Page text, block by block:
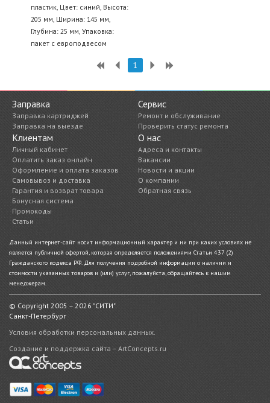
пластик, Цвет: синий, Высота:
205 мм, Ширина: 145 мм,
Глубина: 25 мм, Упаковка:
пакет с европодвесом
1
Заправка
Заправка картриджей
Заправка на выезде
Сервис
Ремонт и обслуживание
Проверить статус ремонта
Клиентам
Личный кабинет
Оплатить заказ онлайн
Оформление и оплата заказов
Самовывоз и доставка
Гарантия и возврат товара
Бонусная система
Промокоды
Статьи
О нас
Адреса и контакты
Вакансии
Новости и акции
О компании
Обратная связь
Данный интернет-сайт носит информационный характер и ни при каких условиях не
является публичной офертой, которая определяется положениями Статьи 437 (2)
Гражданского кодекса РФ. Для получения подробной информации о наличии и
стоимости указанных товаров и (или) услуг, пожалуйста, обращайтесь к нашим
менеджерам.
© Copyright 2005 – 2026 "СИТИ"
Санкт-Петербург
Условия обработки персональных данных.
Создание и поддержка сайта – ArtConcepts.ru